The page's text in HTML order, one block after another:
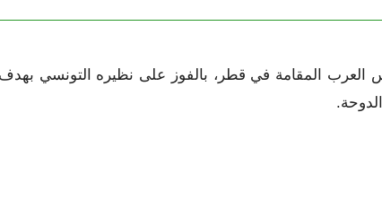
العرب المقامة في قطر، بالفوز على نظيره التونسي